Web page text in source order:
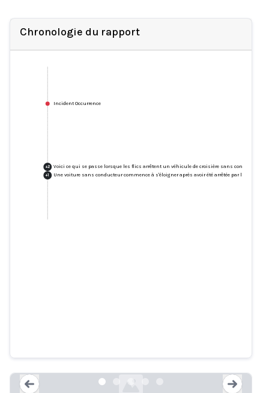
Chronologie du rapport
Incident Occurrence
+2 Voici ce qui se passe lorsque les flics arrêtent un véhicule de croisière sans conducteur
+1 Une voiture sans conducteur commence à s'éloigner après avoir été arrêtée par la police